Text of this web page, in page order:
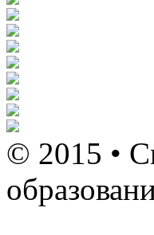
© 2015 •